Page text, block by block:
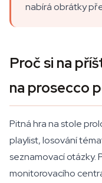
nabírá obrátky
Proč si na
na prosecco
Pitná hra na stole
playlist, losování
seznamovací otázky.
monitorovacího